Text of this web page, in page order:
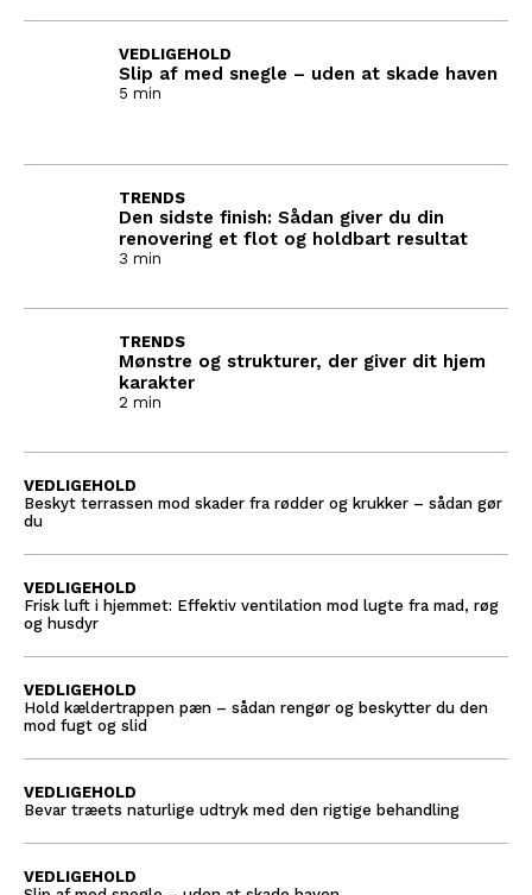
Slip af med snegle – uden at skade haven
VEDLIGEHOLD
5 min
Den sidste finish: Sådan giver du din
renovering et flot og holdbart resultat
TRENDS
3 min
Mønstre og strukturer, der giver dit hjem
karakter
TRENDS
2 min
Beskyt terrassen mod skader fra rødder og krukker – sådan gør
du
VEDLIGEHOLD
Frisk luft i hjemmet: Effektiv ventilation mod lugte fra mad, røg
og husdyr
VEDLIGEHOLD
Hold kældertrappen pæn – sådan rengør og beskytter du den
mod fugt og slid
VEDLIGEHOLD
Bevar træets naturlige udtryk med den rigtige behandling
VEDLIGEHOLD
VEDLIGEHOLD